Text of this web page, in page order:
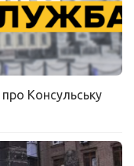
Консульську